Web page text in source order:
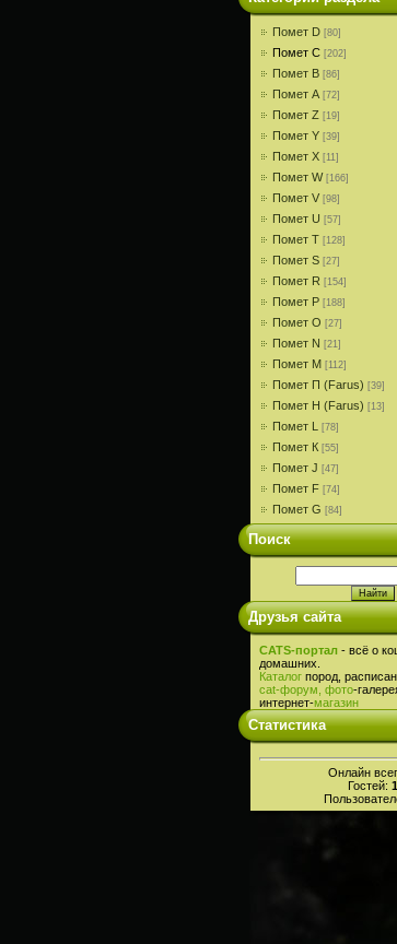
Помет D [80]
Помет С [202]
Помет В [86]
Помет A [72]
Помет Z [19]
Помет Y [39]
Помет X [11]
Помет W [166]
Помет V [98]
Помет U [57]
Помет T [128]
Помет S [27]
Помет R [154]
Помет P [188]
Помет О [27]
Помет N [21]
Помет M [112]
Помет П (Farus) [39]
Помет Н (Farus) [13]
Помет L [78]
Помет К [55]
Помет J [47]
Помет F [74]
Помет G [84]
Поиск
Друзья сайта
CATS-портал - всё о
домашних.
Каталог пород,
cat-форум, фото-
интернет-магазин
Статистика
Онлайн
Гостей: 1